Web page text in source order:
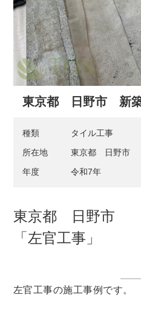
東京都 日野市 新
種類
タイル工事
所在地
東京都 日野市
年度
令和7年
東京都 日野市
「左官工事」
左官工事の施工事例です。